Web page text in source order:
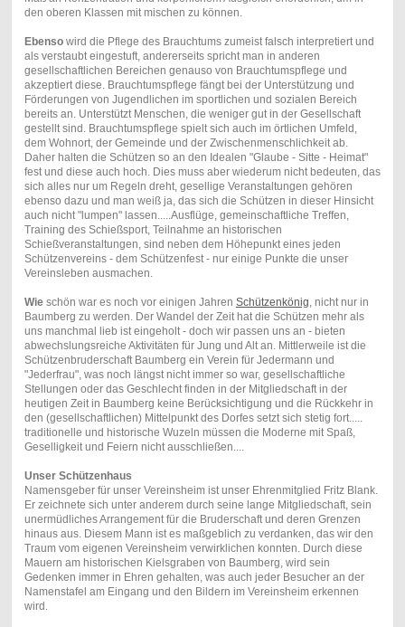
den oberen Klassen mit mischen zu können.
Ebensowird die Pflege des Brauchtums zumeist falsch interpretiert und
als verstaubt eingestuft, andererseits spricht man in anderen
gesellschaftlichen Bereichen genauso von Brauchtumspflege und
akzeptiert diese. Brauchtumspflege fängt bei der Unterstützung und
Förderungen von Jugendlichen im sportlichen und sozialen Bereich
bereits an. Unterstützt Menschen, die weniger gut in der Gesellschaft
gestellt sind. Brauchtumspflege spielt sich auch im örtlichen Umfeld,
dem Wohnort, der Gemeinde und der Zwischenmenschlichkeit ab.
Daher halten die Schützen so an den Idealen "Glaube - Sitte - Heimat"
fest und diese auch hoch. Dies muss aber wiederum nicht bedeuten, das
sich alles nur um Regeln dreht, gesellige Veranstaltungen gehören
ebenso dazu und man weiß ja, das sich die Schützen in dieser Hinsicht
auch nicht "lumpen" lassen.....Ausflüge, gemeinschaftliche Treffen,
Training des Schießsport, Teilnahme an historischen
Schießveranstaltungen, sind neben dem Höhepunkt eines jeden
Schützenvereins - dem Schützenfest - nur einige Punkte die unser
Vereinsleben ausmachen.
Wieschön war es noch vor einigen Jahren Schützenkönig , nicht nur in
Baumberg zu werden. Der Wandel der Zeit hat die Schützen mehr als
uns manchmal lieb ist eingeholt - doch wir passen uns an - bieten
abwechslungsreiche Aktivitäten für Jung und Alt an. Mittlerweile ist die
Schützenbruderschaft Baumberg ein Verein für Jedermann und
"Jederfrau", was noch längst nicht immer so war, gesellschaftliche
Stellungen oder das Geschlecht finden in der Mitgliedschaft in der
heutigen Zeit in Baumberg keine Berücksichtigung und die Rückkehr in
den (gesellschaftlichen) Mittelpunkt des Dorfes setzt sich stetig fort.....
traditionelle und historische Wuzeln müssen die Moderne mit Spaß,
Geselligkeit und Feiern nicht ausschließen....
Unser Schützenhaus
Namensgeber für unser Vereinsheim ist unser Ehrenmitglied Fritz Blank.
Er zeichnete sich unter anderem durch seine lange Mitgliedschaft, sein
unermüdliches Arrangement für die Bruderschaft und deren Grenzen
hinaus aus. Diesem Mann ist es maßgeblich zu verdanken, das wir den
Traum vom eigenen Vereinsheim verwirklichen konnten. Durch diese
Mauern am historischen Kielsgraben von Baumberg, wird sein
Gedenken immer in Ehren gehalten, was auch jeder Besucher an der
Namenstafel am Eingang und den Bildern im Vereinsheim erkennen
wird.